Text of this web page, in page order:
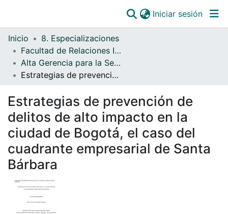
Todo DSpace
Estadísticas
OJS
Paz y salvos
Iniciar sesión
Inicio
8. Especializaciones
Facultad de Relaciones Internacionales, Estrategia y Seguridad
Alta Gerencia para la Seguridad y la Defensa
Estrategias de prevención de delitos de alto impacto en la ciudad de Bogotá, el caso del cuadrante empresarial de Santa Bárbara
Estrategias de prevención de
delitos de alto impacto en la
ciudad de Bogotá, el caso del
cuadrante empresarial de Santa
Bárbara